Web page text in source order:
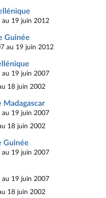
19 juin 2012
Guinée
au 19 juin 2012
19 juin 2007
18 juin 2002
Madagascar
19 juin 2007
18 juin 2002
Guinée
19 juin 2007
19 juin 2007
18 juin 2002